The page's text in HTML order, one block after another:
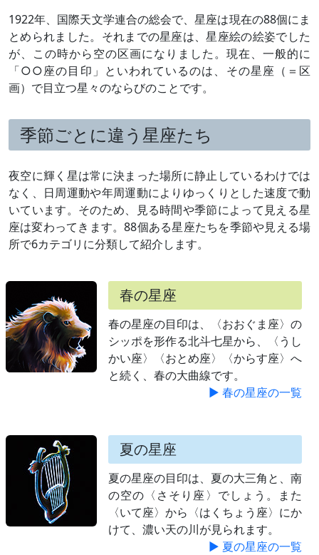
1922年、国際天文学連合の総会で、星座は現在の88個にま
とめられました。それまでの星座は、星座絵の絵姿でした
が、この時から空の区画になりました。現在、一般的に
「○○座の目印」といわれているのは、その星座（＝区
画）で目立つ星々のならびのことです。
季節ごとに違う星座たち
夜空に輝く星は常に決まった場所に静止しているわけでは
なく、日周運動や年周運動によりゆっくりとした速度で動
いています。そのため、見る時間や季節によって見える星
座は変わってきます。88個ある星座たちを季節や見える場
所で6カテゴリに分類して紹介します。
春の星座
春の星座の目印は、〈おおぐま座〉の
シッポを形作る北斗七星から、〈うし
かい座〉〈おとめ座〉〈からす座〉へ
と続く、春の大曲線です。
▶ 春の星座の一覧
夏の星座
夏の星座の目印は、夏の大三角と、南
の空の〈さそり座〉でしょう。また
〈いて座〉から〈はくちょう座〉にか
けて、濃い天の川が見られます。
▶ 夏の星座の一覧